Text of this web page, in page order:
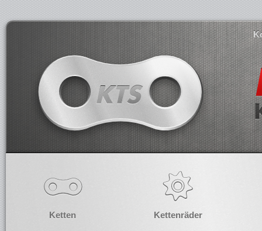
Ketten Kettenräder